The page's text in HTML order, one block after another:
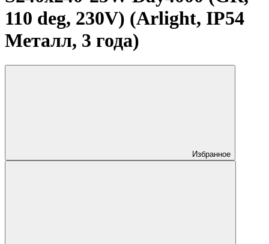
110 deg, 230V) (Arlight, IP54
Металл, 3 года)
Избранное